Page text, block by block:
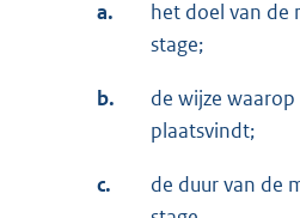
a.
het doel van de
stage;
b.
de wijze
plaatsvindt;
c.
de duur van de